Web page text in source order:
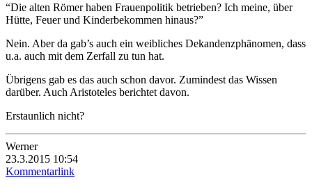
“Die alten Römer haben Frauenpolitik betrieben? Ich meine, über
Hütte, Feuer und Kinderbekommen hinaus?”
Nein. Aber da gab’s auch ein weibliches Dekandenzphänomen, dass
u.a. auch mit dem Zerfall zu tun hat.
Übrigens gab es das auch schon davor. Zumindest das Wissen
darüber. Auch Aristoteles berichtet davon.
Erstaunlich nicht?
Werner
23.3.2015 10:54
Kommentarlink